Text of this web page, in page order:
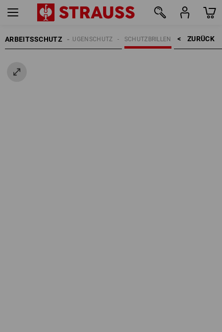
ARBEITSSCHUTZ ZURÜCK    >
SCHUTZBRILLEN
AUGENSCHUTZ